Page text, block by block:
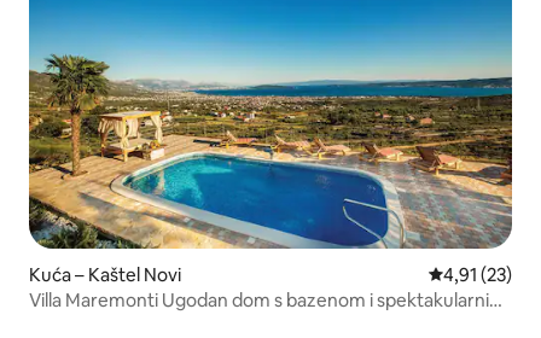
Kuća – Kaštel Novi Prosječna
4,91 (23)
Villa Maremonti Ugodan dom s bazenom i spektakularnim